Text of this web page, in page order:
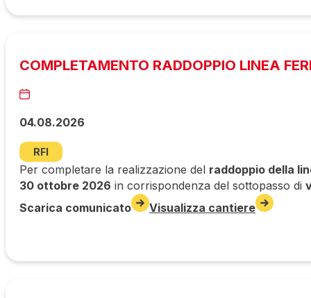
COMPLETAMENTO RADDOPPIO LINEA
04.08.2026
RFI
Per completare la realizzazione del raddoppio della
30 ottobre 2026 in corrispondenza del sottopasso di
Scarica comunicato
Visualizza cantiere